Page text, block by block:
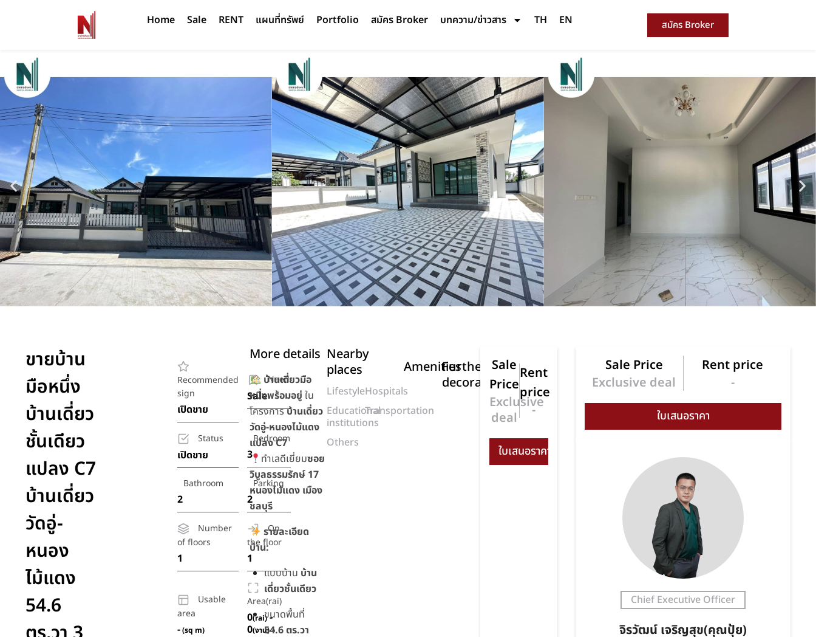
Home Sale RENT แผนที่ทรัพย์ Portfolio สมัคร Broker บทความ/ข่าวสาร TH EN สมัคร Broker
ขายบ้าน
มือหนึ่ง
บ้านเดี่ยว
ชั้นเดียว
แปลง C7
บ้านเดี่ยว
วัดอู่-
หนอง
ไม้แดง
54.6
Recommended
sign
เปิดขาย
Need
Sale
Status
เปิดขาย
Bedroom
3
Bathroom
2
Parking
2
Number
of floors
1
On
the floor
1
Usable
area
-(sq m)
Area(rai)
0(rai)-
0(งาน)-
More details
บ้านเดี่ยวมือ
หนึ่งพร้อมอยู่ ใน
โครงการบ้านเดี่ยว
วัดอู่-หนองไม้แดง
แปลง C7
ทำเลดีเยี่ยมซอย
วิบูลธรรมรักษ์ 17
หนองไม้แดง เมือง
ชลบุรี
รายละเอียด
บ้าน:
แบบบ้าน บ้าน
เดี่ยวชั้นเดียว
ขนาดพื้นที่
54.6 ตร.วา
Nearby
places
LifestyleHospitals
Educational
institutions
Transportation
Others
AmenitiesFurther
decoration
Sale
Price
Exclusive
deal
Rent
price
-
Sale Price
Exclusive deal
Rent price
-
Chief Executive Officer
จิรวัฒน์ เจริญสุข(คุณปุ้ย)